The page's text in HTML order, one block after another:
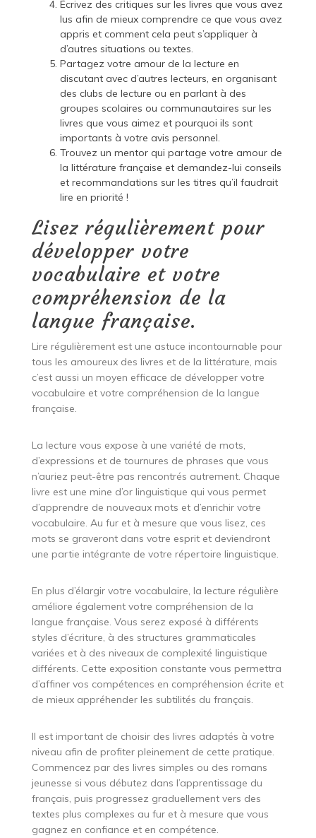
Écrivez des critiques sur les livres que vous avez
lus afin de mieux comprendre ce que vous avez
appris et comment cela peut s’appliquer à
d’autres situations ou textes.
Partagez votre amour de la lecture en
discutant avec d’autres lecteurs, en organisant
des clubs de lecture ou en parlant à des
groupes scolaires ou communautaires sur les
livres que vous aimez et pourquoi ils sont
importants à votre avis personnel.
Trouvez un mentor qui partage votre amour de
la littérature française et demandez-lui conseils
et recommandations sur les titres qu’il faudrait
lire en priorité !
Lisez régulièrement pour
développer votre
vocabulaire et votre
compréhension de la
langue française.
Lire régulièrement est une astuce incontournable pour
tous les amoureux des livres et de la littérature, mais
c’est aussi un moyen efficace de développer votre
vocabulaire et votre compréhension de la langue
française.
La lecture vous expose à une variété de mots,
d’expressions et de tournures de phrases que vous
n’auriez peut-être pas rencontrés autrement. Chaque
livre est une mine d’or linguistique qui vous permet
d’apprendre de nouveaux mots et d’enrichir votre
vocabulaire. Au fur et à mesure que vous lisez, ces
mots se graveront dans votre esprit et deviendront
une partie intégrante de votre répertoire linguistique.
En plus d’élargir votre vocabulaire, la lecture régulière
améliore également votre compréhension de la
langue française. Vous serez exposé à différents
styles d’écriture, à des structures grammaticales
variées et à des niveaux de complexité linguistique
différents. Cette exposition constante vous permettra
d’affiner vos compétences en compréhension écrite et
de mieux appréhender les subtilités du français.
Il est important de choisir des livres adaptés à votre
niveau afin de profiter pleinement de cette pratique.
Commencez par des livres simples ou des romans
jeunesse si vous débutez dans l’apprentissage du
français, puis progressez graduellement vers des
textes plus complexes au fur et à mesure que vous
gagnez en confiance et en compétence.